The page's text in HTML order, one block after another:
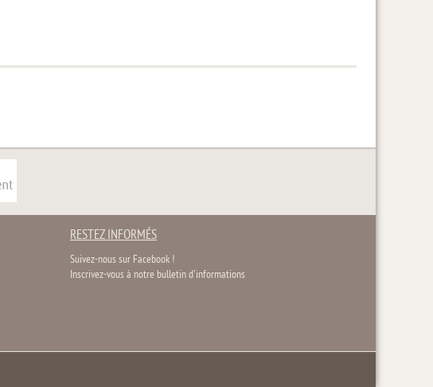
RESTEZ INFORMÉS
Suivez-nous sur Facebook !
Inscrivez-vous à notre bulletin d'informations